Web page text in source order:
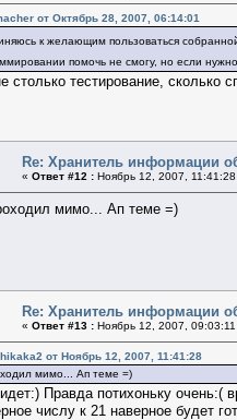
от Октябрь 28, 2007, 06:14:01
к желающим пользоваться
помочь не смогу, но если
столько тестирование, сколько
Re: Хранитель информации
« Ответ #12 : Ноябрь 12, 2007,
мимо... Ап теме =)
Re: Хранитель информации
« Ответ #13 : Ноябрь 12, 2007,
от Ноябрь 12, 2007, 11:41:28
мимо... Ап теме =)
Правда потихоньку очень:(
числу к 21 наверное будет